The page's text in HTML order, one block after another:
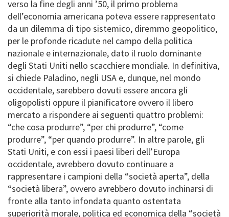
verso la fine degli anni ’50, il primo problema
dell’economia americana poteva essere rappresentato
da un dilemma di tipo sistemico, diremmo geopolitico,
per le profonde ricadute nel campo della politica
nazionale e internazionale, dato il ruolo dominante
degli Stati Uniti nello scacchiere mondiale. In definitiva,
si chiede Paladino, negli USA e, dunque, nel mondo
occidentale, sarebbero dovuti essere ancora gli
oligopolisti oppure il pianificatore ovvero il libero
mercato a rispondere ai seguenti quattro problemi:
“che cosa produrre”, “per chi produrre”, “come
produrre”, “per quando produrre”. In altre parole, gli
Stati Uniti, e con essi i paesi liberi dell’Europa
occidentale, avrebbero dovuto continuare a
rappresentare i campioni della “società aperta”, della
“società libera”, ovvero avrebbero dovuto inchinarsi di
fronte alla tanto infondata quanto ostentata
superiorità morale, politica ed economica della “società